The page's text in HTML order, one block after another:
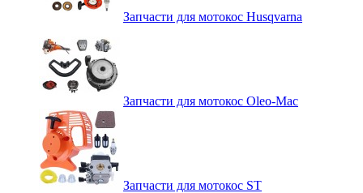
Запчасти для мотокос Husqvarna
Запчасти для мотокос Oleo-Mac
Запчасти для мотокос ST